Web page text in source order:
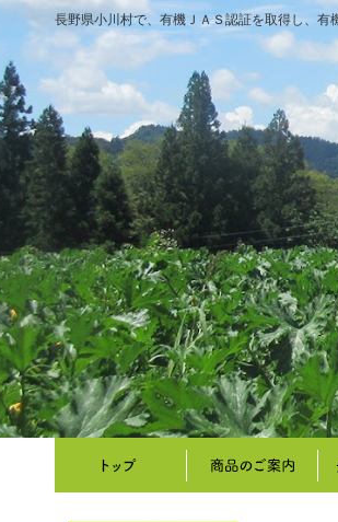
長野県小川村で、有機ＪＡＳ認証を取得し、有